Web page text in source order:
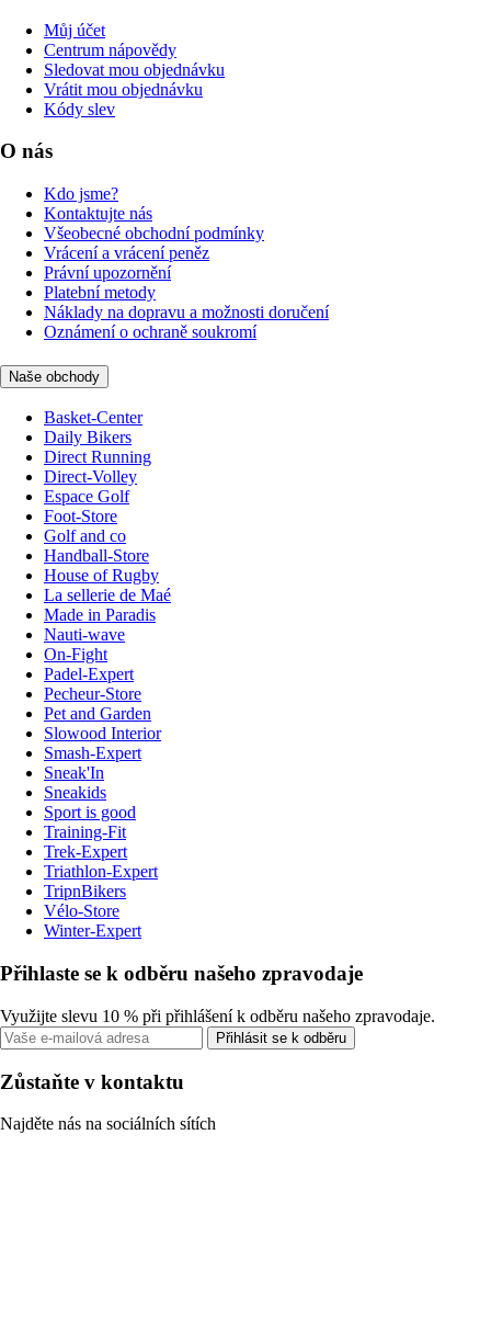
Můj účet
Centrum nápovědy
Sledovat mou objednávku
Vrátit mou objednávku
Kódy slev
O nás
Kdo jsme?
Kontaktujte nás
Všeobecné obchodní podmínky
Vrácení a vrácení peněz
Právní upozornění
Platební metody
Náklady na dopravu a možnosti doručení
Oznámení o ochraně soukromí
Naše obchody
Basket-Center
Daily Bikers
Direct Running
Direct-Volley
Espace Golf
Foot-Store
Golf and co
Handball-Store
House of Rugby
La sellerie de Maé
Made in Paradis
Nauti-wave
On-Fight
Padel-Expert
Pecheur-Store
Pet and Garden
Slowood Interior
Smash-Expert
Sneak'In
Sneakids
Sport is good
Training-Fit
Trek-Expert
Triathlon-Expert
TripnBikers
Vélo-Store
Winter-Expert
Přihlaste se k odběru našeho zpravodaje
Využijte slevu 10 % při přihlášení k odběru našeho zpravodaje.
Přihlásit se k odběru
Zůstaňte v kontaktu
Najděte nás na sociálních sítích